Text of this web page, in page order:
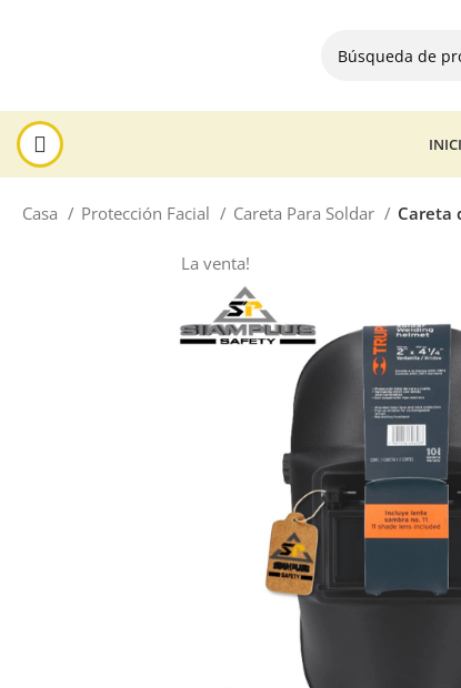
Casa Protección Facial Careta Para Soldar Careta
La venta!